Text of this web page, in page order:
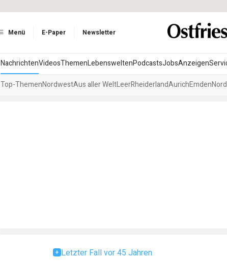
Menü E-Paper Newsletter
NachrichtenVideosThemenLebensweltenPodcastsJobsAnzeigen
Top-ThemenNordwestAus aller WeltLeerRheiderlandAurichEmden
Letzter Fall vor 45 Jahren